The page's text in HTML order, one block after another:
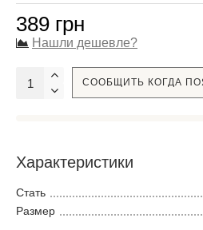
389 грн
Нашли дешевле?
СООБЩИТЬ КОГДА
Характеристики
Стать
Размер